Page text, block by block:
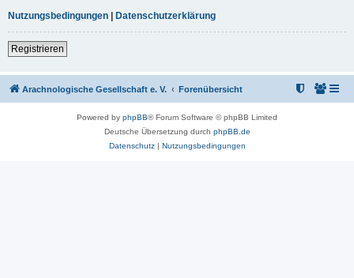
Nutzungsbedingungen | Datenschutzerklärung
Registrieren
Arachnologische Gesellschaft e. V. Forenübersicht
Powered by phpBB® Forum Software © phpBB Limited
Deutsche Übersetzung durch phpBB.de
Datenschutz| Nutzungsbedingungen